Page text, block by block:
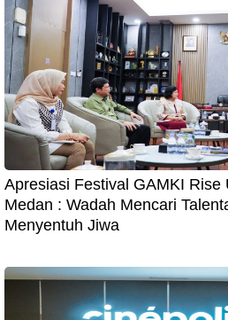
Apresiasi Festival GAMKI Rise
Medan : Wadah Mencari
Menyentuh Jiwa